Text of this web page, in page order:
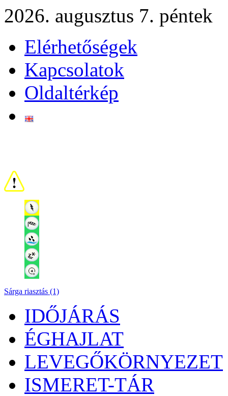
2026. augusztus 7. péntek
Elérhetőségek
Kapcsolatok
Oldaltérkép
Sárga riasztás (1)
IDŐJÁRÁS
ÉGHAJLAT
LEVEGŐKÖRNYEZET
ISMERET-TÁR